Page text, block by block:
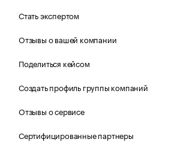
Стать экспертом
Отзывы о вашей компании
Поделиться кейсом
Создать профиль группы компаний
Отзывы о сервисе
Сертифицированные партнеры